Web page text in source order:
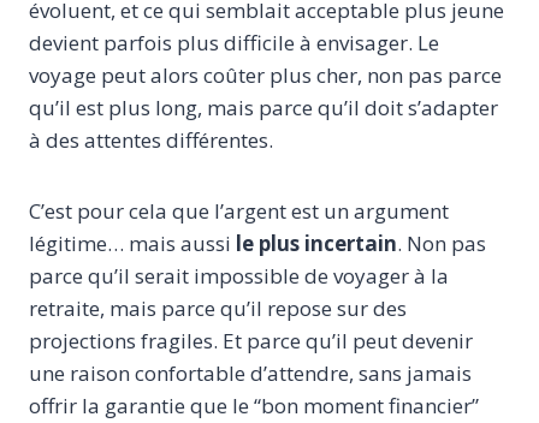
évoluent, et ce qui semblait acceptable plus jeune
devient parfois plus difficile à envisager. Le
voyage peut alors coûter plus cher, non pas parce
qu’il est plus long, mais parce qu’il doit s’adapter
à des attentes différentes.
C’est pour cela que l’argent est un argument
légitime… mais aussi le plus incertain. Non pas
parce qu’il serait impossible de voyager à la
retraite, mais parce qu’il repose sur des
projections fragiles. Et parce qu’il peut devenir
une raison confortable d’attendre, sans jamais
offrir la garantie que le “bon moment financier”